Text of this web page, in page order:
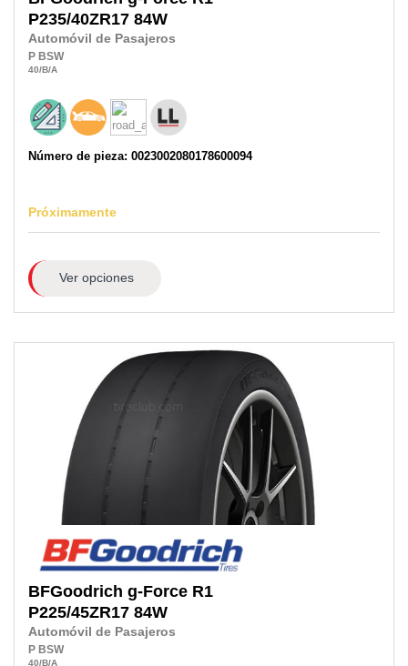
P235/40ZR17 84W
Automóvil de Pasajeros
P BSW
40/B/A
Número de pieza: 0023002080178600094
Próximamente
Ver opciones
BFGoodrich g-Force R1
P225/45ZR17 84W
Automóvil de Pasajeros
P BSW
40/B/A